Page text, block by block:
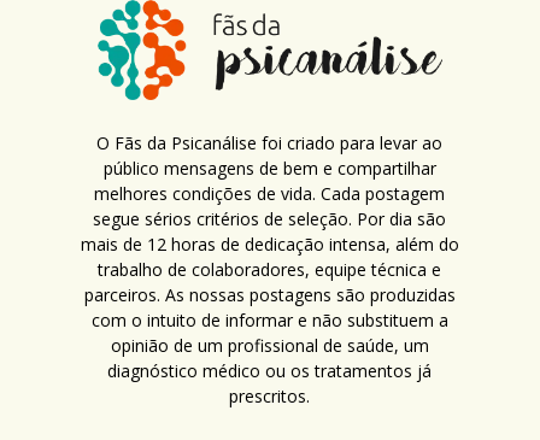
O Fãs da Psicanálise foi criado para levar ao
público mensagens de bem e compartilhar
melhores condições de vida. Cada postagem
segue sérios critérios de seleção. Por dia são
mais de 12 horas de dedicação intensa, além do
trabalho de colaboradores, equipe técnica e
parceiros. As nossas postagens são produzidas
com o intuito de informar e não substituem a
opinião de um profissional de saúde, um
diagnóstico médico ou os tratamentos já
prescritos.